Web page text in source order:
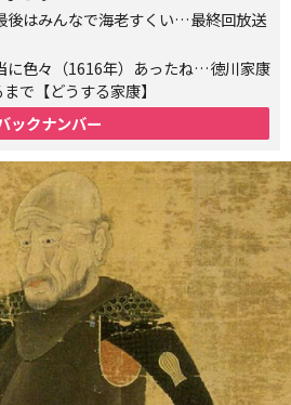
後はみんなで海老すくい…最終回放送
に色々（1616年）あったね…徳川家康
で【どうする家康】
ックナンバー